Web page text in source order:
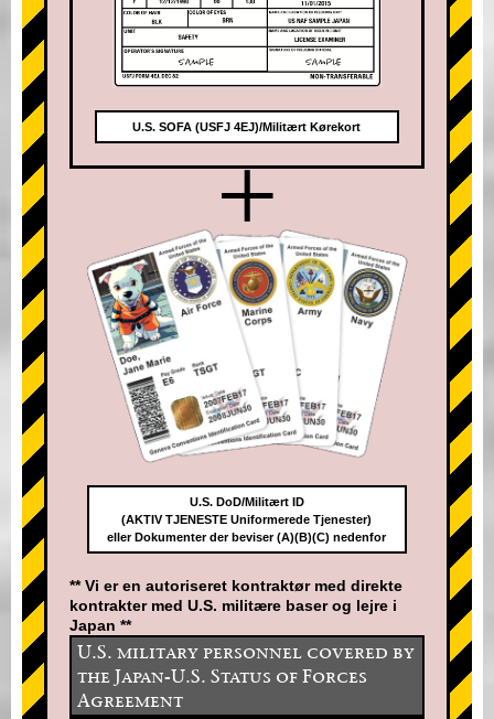
U.S. SOFA (USFJ 4EJ)/Militært Kørekort
+
U.S. DoD/Militært ID
(AKTIV TJENESTE Uniformerede Tjenester)
eller Dokumenter der beviser (A)(B)(C) nedenfor
** Vi er en autoriseret kontraktør med direkte
kontrakter med U.S. militære baser og lejre i
Japan **
U.S. military personnel covered by
the Japan-U.S. Status of Forces
Agreement